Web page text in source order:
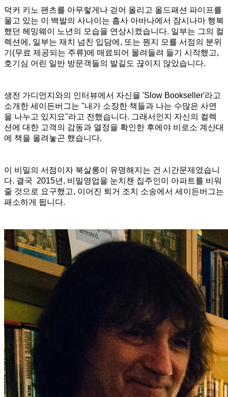
덕커 키노 팬츠를 아무렇게나 걷어 올리고 올드패션 파이프를
물고 있는 이 백발의 사나이는 흡사 아바나에서 잠시나마 행복
했던 헤밍웨이 노년의 모습을 연상시켰습니다. 일부는 그의 컬
렉션에, 일부는 재치 넘친 입담에, 또는 뭔지 모를 서점의 분위
기(무료 제공되는 주류)에 매료되어 몰려들려 들기 시작했고,
호기심 어린 일반 방문객들의 발길도 끊이지 않았습니다.
생전 가디언지와의 인터뷰에서 자신을 'Slow Bookseller'라고
소개한 세이든버그는 "내가 소장한 책들과 나는 수많은 사연
을 나누고 있지요"라고 전했습니다. 그래서인지 자신의 컬렉
션에 대한 고객의 감동과 열정을 확인한 후에야 비로소 계산대
에 책을 올려놓곤 했습니다.
이 비밀의 서점이자 북살롱이 유명해지는 건 시간문제였습니
다. 결국 2015년, 비밀영업을 눈치챈 집주인이 아파트를 비워
줄 것으로 요구했고, 이어진 퇴거 조치 소송에서 세이든버그는
패소하게 됩니다.